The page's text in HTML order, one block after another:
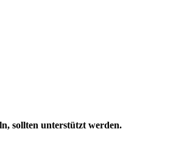
sollten unterstützt werden.